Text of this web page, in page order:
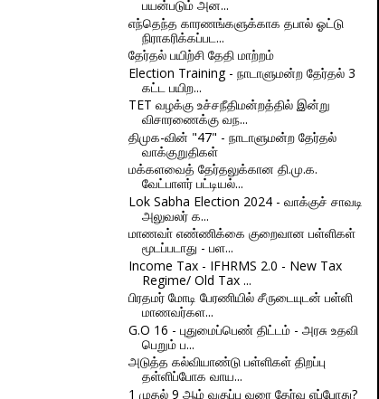
பயன்படும் அன...
எந்தெந்த காரணங்களுக்காக தபால் ஓட்டு
நிராகரிக்கப்பட...
தேர்தல் பயிற்சி தேதி மாற்றம்
Election Training - நாடாளுமன்ற தேர்தல் 3
கட்ட பயிற...
TET வழக்கு உச்சநீதிமன்றத்தில் இன்று
விசாரணைக்கு வந...
திமுக-வின் "47" - நாடாளுமன்ற தேர்தல்
வாக்குறுதிகள்
மக்களவைத் தேர்தலுக்கான தி.மு.க.
வேட்பாளர் பட்டியல்...
Lok Sabha Election 2024 - வாக்குச் சாவடி
அலுவலர் க...
மாணவா் எண்ணிக்கை குறைவான பள்ளிகள்
மூடப்படாது - பள...
Income Tax - IFHRMS 2.0 - New Tax
Regime/ Old Tax ...
பிரதமர் மோடி பேரணியில் சீருடையுடன் பள்ளி
மாணவர்கள...
G.O 16 - புதுமைப்பெண் திட்டம் - அரசு உதவி
பெறும் ப...
அடுத்த கல்வியாண்டு பள்ளிகள் திறப்பு
தள்ளிப்போக வாய...
1 முதல் 9 ஆம் வகுப்பு வரை தேர்வு எப்போது?